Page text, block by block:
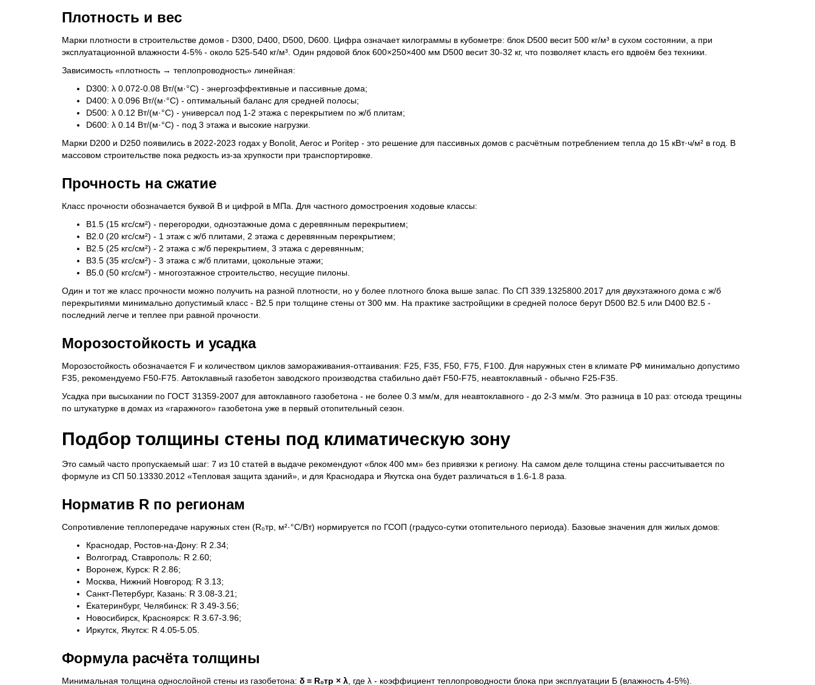
Плотность и вес
Марки плотности в строительстве домов - D300, D400, D500, D600. Цифра означает килограммы в кубометре: блок D500 весит 500 кг/м³ в сухом состоянии, а при
эксплуатационной влажности 4-5% - около 525-540 кг/м³. Один рядовой блок 600×250×400 мм D500 весит 30-32 кг, что позволяет класть его вдвоём без техники.
Зависимость «плотность → теплопроводность» линейная:
D300: λ 0.072-0.08 Вт/(м·°C) - энергоэффективные и пассивные дома;
D400: λ 0.096 Вт/(м·°C) - оптимальный баланс для средней полосы;
D500: λ 0.12 Вт/(м·°C) - универсал под 1-2 этажа с перекрытием по ж/б плитам;
D600: λ 0.14 Вт/(м·°C) - под 3 этажа и высокие нагрузки.
Марки D200 и D250 появились в 2022-2023 годах у Bonolit, Aeroc и Poritep - это решение для пассивных домов с расчётным потреблением тепла до 15 кВт·ч/м² в год. В
массовом строительстве пока редкость из-за хрупкости при транспортировке.
Прочность на сжатие
Класс прочности обозначается буквой B и цифрой в МПа. Для частного домостроения ходовые классы:
B1.5 (15 кгс/см²) - перегородки, одноэтажные дома с деревянным перекрытием;
B2.0 (20 кгс/см²) - 1 этаж с ж/б плитами, 2 этажа с деревянным перекрытием;
B2.5 (25 кгс/см²) - 2 этажа с ж/б перекрытием, 3 этажа с деревянным;
B3.5 (35 кгс/см²) - 3 этажа с ж/б плитами, цокольные этажи;
B5.0 (50 кгс/см²) - многоэтажное строительство, несущие пилоны.
Один и тот же класс прочности можно получить на разной плотности, но у более плотного блока выше запас. По СП 339.1325800.2017 для двухэтажного дома с ж/б
перекрытиями минимально допустимый класс - B2.5 при толщине стены от 300 мм. На практике застройщики в средней полосе берут D500 B2.5 или D400 B2.5 -
последний легче и теплее при равной прочности.
Морозостойкость и усадка
Морозостойкость обозначается F и количеством циклов замораживания-оттаивания: F25, F35, F50, F75, F100. Для наружных стен в климате РФ минимально допустимо
F35, рекомендуемо F50-F75. Автоклавный газобетон заводского производства стабильно даёт F50-F75, неавтоклавный - обычно F25-F35.
Усадка при высыхании по ГОСТ 31359-2007 для автоклавного газобетона - не более 0.3 мм/м, для неавтоклавного - до 2-3 мм/м. Это разница в 10 раз: отсюда трещины
по штукатурке в домах из «гаражного» газобетона уже в первый отопительный сезон.
Подбор толщины стены под климатическую зону
Это самый часто пропускаемый шаг: 7 из 10 статей в выдаче рекомендуют «блок 400 мм» без привязки к региону. На самом деле толщина стены рассчитывается по
формуле из СП 50.13330.2012 «Тепловая защита зданий», и для Краснодара и Якутска она будет различаться в 1.6-1.8 раза.
Норматив R по регионам
Сопротивление теплопередаче наружных стен (R₀тр, м²·°C/Вт) нормируется по ГСОП (градусо-сутки отопительного периода). Базовые значения для жилых домов:
Краснодар, Ростов-на-Дону: R 2.34;
Волгоград, Ставрополь: R 2.60;
Воронеж, Курск: R 2.86;
Москва, Нижний Новгород: R 3.13;
Санкт-Петербург, Казань: R 3.08-3.21;
Екатеринбург, Челябинск: R 3.49-3.56;
Новосибирск, Красноярск: R 3.67-3.96;
Иркутск, Якутск: R 4.05-5.05.
Формула расчёта толщины
Минимальная толщина однослойной стены из газобетона: δ = R₀тр × λ , где λ - коэффициент теплопроводности блока при эксплуатации Б (влажность 4-5%).